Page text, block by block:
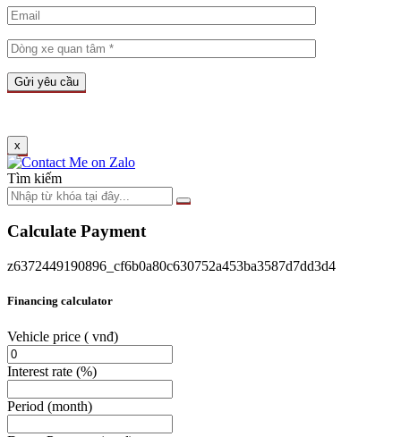
x
Tìm kiếm
Calculate Payment
z6372449190896_cf6b0a80c630752a453ba3587d7dd3d4
Financing calculator
Vehicle price ( vnđ)
Interest rate (%)
Period (month)